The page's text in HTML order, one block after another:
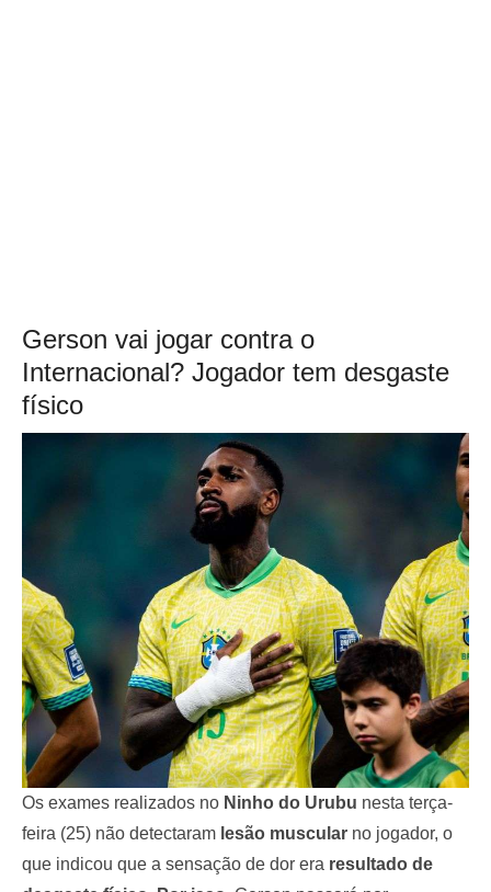
Gerson vai jogar contra o
Internacional? Jogador tem desgaste
físico
Os exames realizados no Ninho do Urubu nesta terça-
feira (25) não detectaram lesão muscular no jogador, o
que indicou que a sensação de dor era resultado de